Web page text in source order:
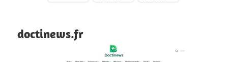
doctinews.fr